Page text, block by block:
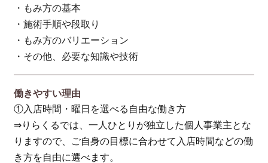
・もみ方の基本
・施術手順や段取り
・もみ方のバリエーション
・その他、必要な知識や技術
働きやすい理由
①入店時間・曜日を選べる自由な働き方
⇒りらくるでは、一人ひとりが独立した個人事業主とな
りますので、ご自身の目標に合わせて入店時間などの働
き方を自由に選べます。